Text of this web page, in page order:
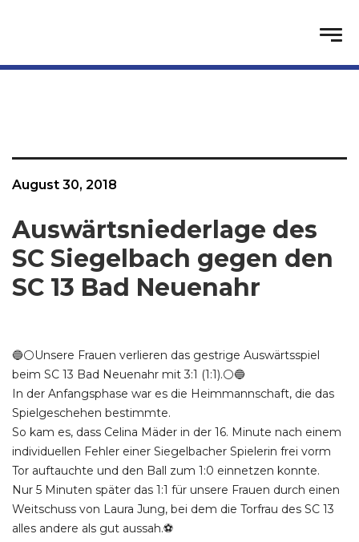
August 30, 2018
Auswärtsniederlage des
SC Siegelbach gegen den
SC 13 Bad Neuenahr
🔵⚪️Unsere Frauen verlieren das gestrige Auswärtsspiel
beim SC 13 Bad Neuenahr mit 3:1 (1:1).⚪️🔵
In der Anfangsphase war es die Heimmannschaft, die das
Spielgeschehen bestimmte.
So kam es, dass Celina Mäder in der 16. Minute nach einem
individuellen Fehler einer Siegelbacher Spielerin frei vorm
Tor auftauchte und den Ball zum 1:0 einnetzen konnte.
Nur 5 Minuten später das 1:1 für unsere Frauen durch einen
Weitschuss von Laura Jung, bei dem die Torfrau des SC 13
alles andere als gut aussah.⚽️